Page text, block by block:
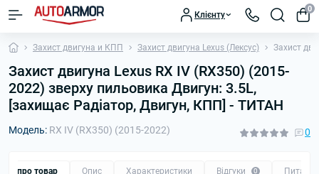
Клієнту
0
Захист двигуна и КПП Захист двигуна Lexus (Лексус) Захист
Захист двигуна Lexus RX IV (RX350) (2015-
2022) зверху пильовика Двигун: 3.5L,
[захищає Радіатор, Двигун, КПП] - ТИТАН
Модель: RX IV (RX350) (2015-2022) 0
Все про товар Опис Характеристики Відгуки 0 Питання